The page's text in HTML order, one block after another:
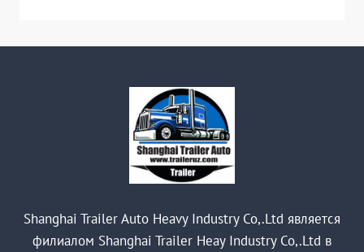
Shanghai Trailer Auto Heavy Industry Co,.Ltd является
филиалом Shanghai Trailer Heay Industry Co,.Ltd в